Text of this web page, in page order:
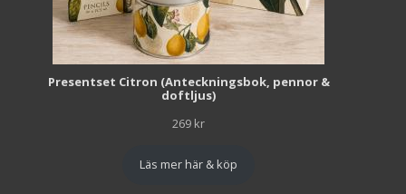
Presentset Citron (Anteckningsbok, pennor &
doftljus)
269 kr
Läs mer här & köp